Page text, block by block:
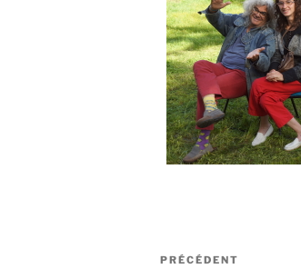
Navigation
Article
PRÉCÉDENT